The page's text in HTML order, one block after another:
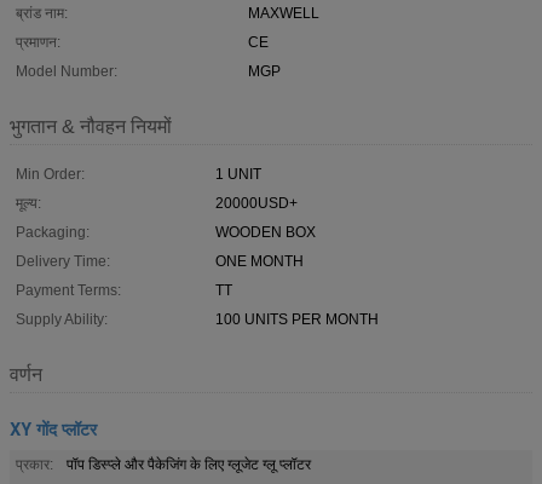
ब्रांड नाम:
MAXWELL
प्रमाणन:
CE
Model Number:
MGP
भुगतान & नौवहन नियमों
Min Order:
1 UNIT
मूल्य:
20000USD+
Packaging:
WOODEN BOX
Delivery Time:
ONE MONTH
Payment Terms:
TT
Supply Ability:
100 UNITS PER MONTH
वर्णन
XY गोंद प्लॉटर
प्रकार:
पॉप डिस्प्ले और पैकेजिंग के लिए ग्लूजेट ग्लू प्लॉटर